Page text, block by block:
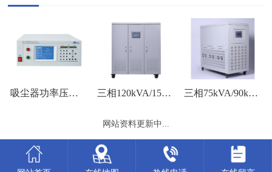
吸尘器功率压力测试 三相120kVA/150kVA外观图 三相75kVA/90kVA/100kVA外观图
网站资料更新中...